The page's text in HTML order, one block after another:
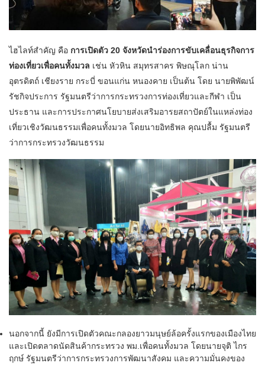
ไฮไลท์สำคัญ คือ การเปิดตัว 20 จังหวัดนำร่องการขับเคลื่อนธุรกิจการ
ท่องเที่ยวเพื่อคนทั้งมวล เช่น หัวหิน สมุทรสาคร พิษณุโลก น่าน
อุตรดิตถ์ เชียงราย กระบี่ ขอนแก่น หนองคาย เป็นต้น โดย นายพิพัฒน์
รัชกิจประการ รัฐมนตรีว่าการกระทรวงการท่องเที่ยวและกีฬา เป็น
ประธาน และการประกาศนโยบายส่งเสริมอารยสถาปัตย์ในแหล่งท่อง
เที่ยวเชิงวัฒนธรรมเพื่อคนทั้งมวล โดยนายอิทธิพล คุณปลื้ม รัฐมนตรี
ว่าการกระทรวงวัฒนธรรม
นอกจากนี้ ยังมีการเปิดตัวคณะกลองยาวมนุษย์ล้อครั้งแรกของเมืองไทย
และเปิดตลาดนัดสินค้ากระทรวง พม.เพื่อคนทั้งมวล โดยนายจุติ ไกร
ฤกษ์ รัฐมนตรีว่าการกระทรวงการพัฒนาสังคม และความมั่นคงของ